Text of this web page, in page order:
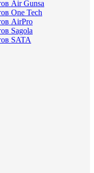
Air Gunsa
One Tech
AirPro
Sagola
SATA